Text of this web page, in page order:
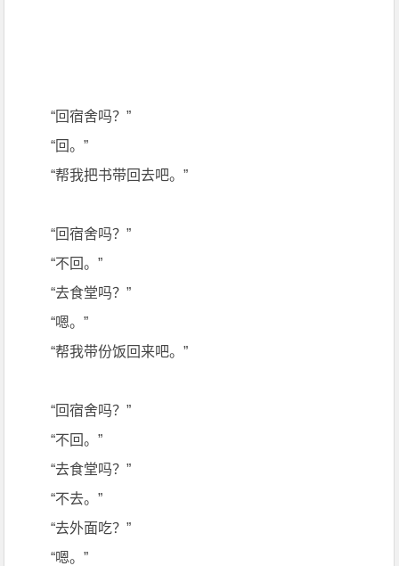
“回宿舍吗？”
“回。”
“帮我把书带回去吧。”
“回宿舍吗？”
“不回。”
“去食堂吗？”
“嗯。”
“帮我带份饭回来吧。”
“回宿舍吗？”
“不回。”
“去食堂吗？”
“不去。”
“去外面吃？”
“嗯。”